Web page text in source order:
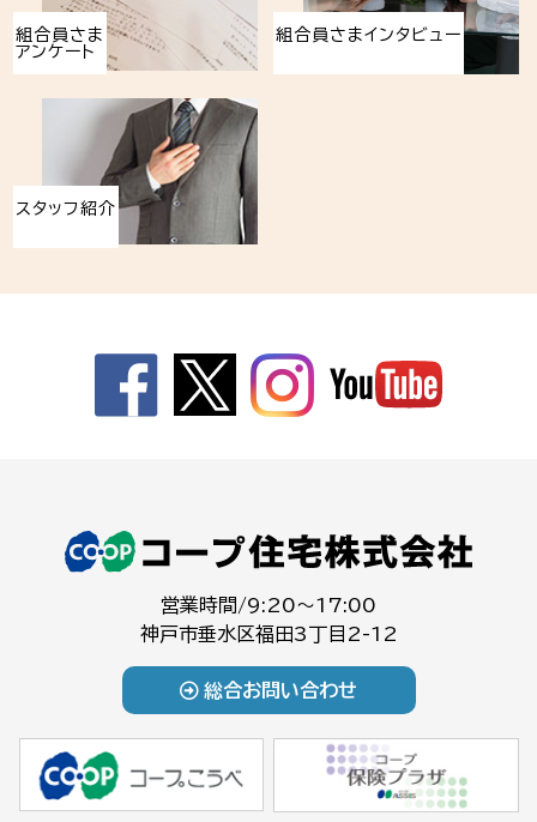
組合員さま
アンケート
組合員さまインタビュー
スタッフ紹介
営業時間/9:20～17:00
神戸市垂水区福田3丁目2-12
総合お問い合わせ